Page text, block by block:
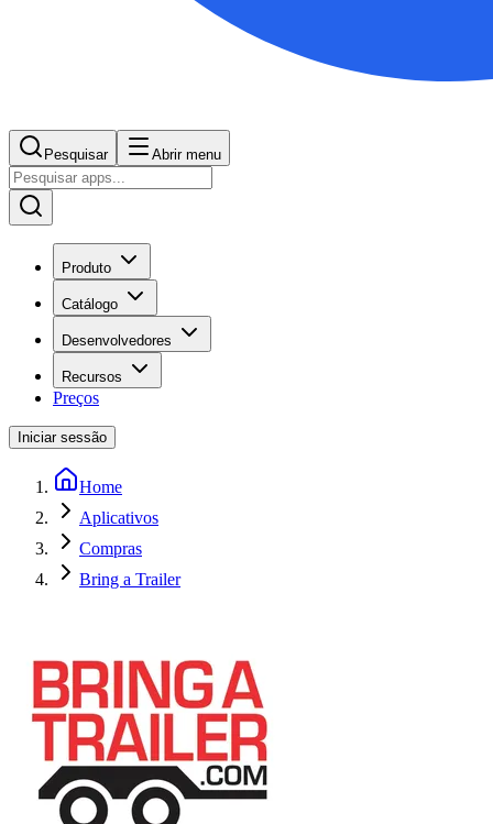
Pesquisar Abrir menu
Produto
Catálogo
Desenvolvedores
Recursos
Preços
Iniciar sessão
Home
Aplicativos
Compras
Bring a Trailer